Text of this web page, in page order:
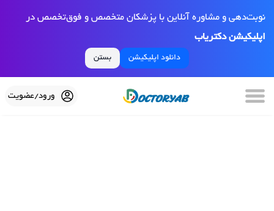
نوبت‌دهی و مشاوره آنلاین با پزشکان متخصص و فوق‌تخصص در
اپلیکیشن دکتریاب
دانلود اپلیکیشن بستن
ورود/عضویت